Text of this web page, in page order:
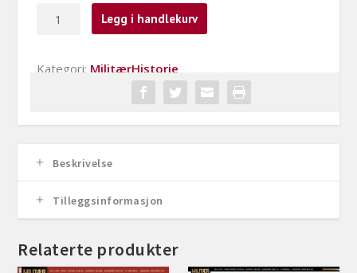
Militærhistorie
antall
Legg i handlekurv
Kategori: MilitærHistorie
Beskrivelse
Tilleggsinformasjon
Relaterte produkter